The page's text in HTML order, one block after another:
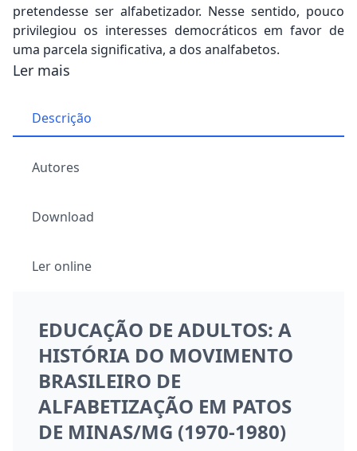
pretendesse ser alfabetizador. Nesse sentido, pouco
privilegiou os interesses democráticos em favor de
uma parcela significativa, a dos analfabetos.
Ler mais
Descrição
Autores
Download
Ler online
EDUCAÇÃO DE ADULTOS: A
HISTÓRIA DO MOVIMENTO
BRASILEIRO DE
ALFABETIZAÇÃO EM PATOS
DE MINAS/MG (1970-1980)